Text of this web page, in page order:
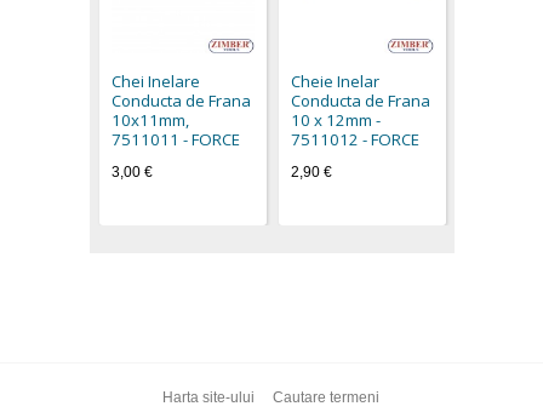
Chei Inelare
Conducta de Frana
10х11mm,
7511011 - FORCE
3,00 €
Cheie Inelar
Conducta de Frana
10 x 12mm -
7511012 - FORCE
2,90 €
Harta site-ului Cautare termeni